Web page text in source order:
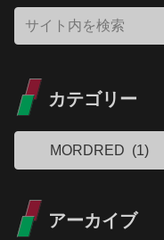
カテゴリー
アーカイブ